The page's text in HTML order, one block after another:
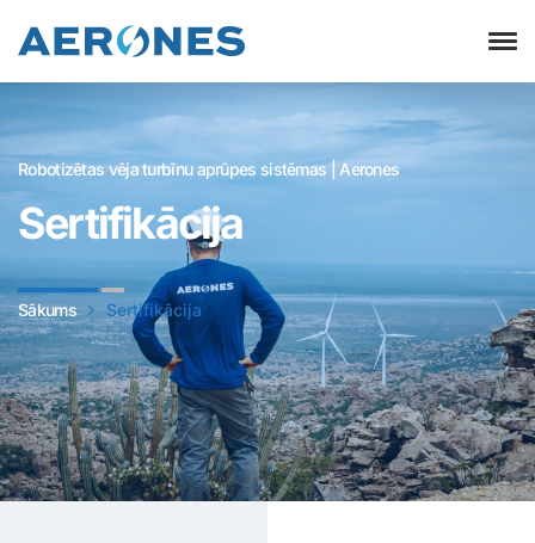
Robotizētas vēja turbīnu aprūpes sistēmas | Aerones
Sertifikācija
Sākums Sertifikācija